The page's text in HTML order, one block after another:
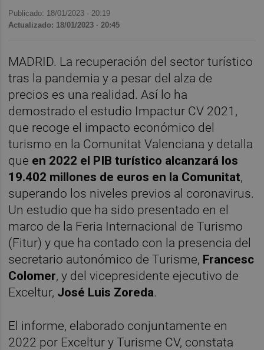
Publicado: 18/01/2023 · 20:19
Actualizado: 18/01/2023 · 20:45
MADRID. La recuperación del sector turístico
tras la pandemia y a pesar del alza de
precios es una realidad. Así lo ha
demostrado el estudio Impactur CV 2021,
que recoge el impacto económico del
turismo en la Comunitat Valenciana y detalla
que en 2022 el PIB turístico alcanzará los
19.402 millones de euros en la Comunitat,
superando los niveles previos al coronavirus.
Un estudio que ha sido presentado en el
marco de la Feria Internacional de Turismo
(Fitur) y que ha contado con la presencia del
secretario autonómico de Turisme, Francesc
Colomer, y del vicepresidente ejecutivo de
Exceltur, José Luis Zoreda.
El informe, elaborado conjuntamente en
2022 por Exceltur y Turisme CV, constata